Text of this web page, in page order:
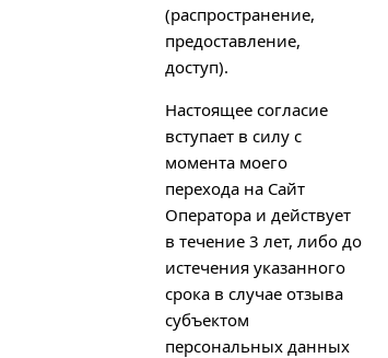
(распространение,
предоставление,
доступ).
Настоящее согласие
вступает в силу с
момента моего
перехода на Сайт
Оператора и действует
в течение 3 лет, либо до
истечения указанного
срока в случае отзыва
субъектом
персональных данных